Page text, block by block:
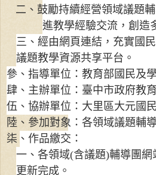
二、鼓勵持續經營領域議題
進教學經驗交流，創造
三、經由網頁連結，充實國
議題教學資源共享平台。
參、指導單位：教育部國民及
肆、主辦單位：臺中市政府教
伍、協辦單位：大里區大元國
陸、參加對象：各領域議題輔
柒、作品繳交：
一、各領域(含議題)輔導團 網
更新完成。